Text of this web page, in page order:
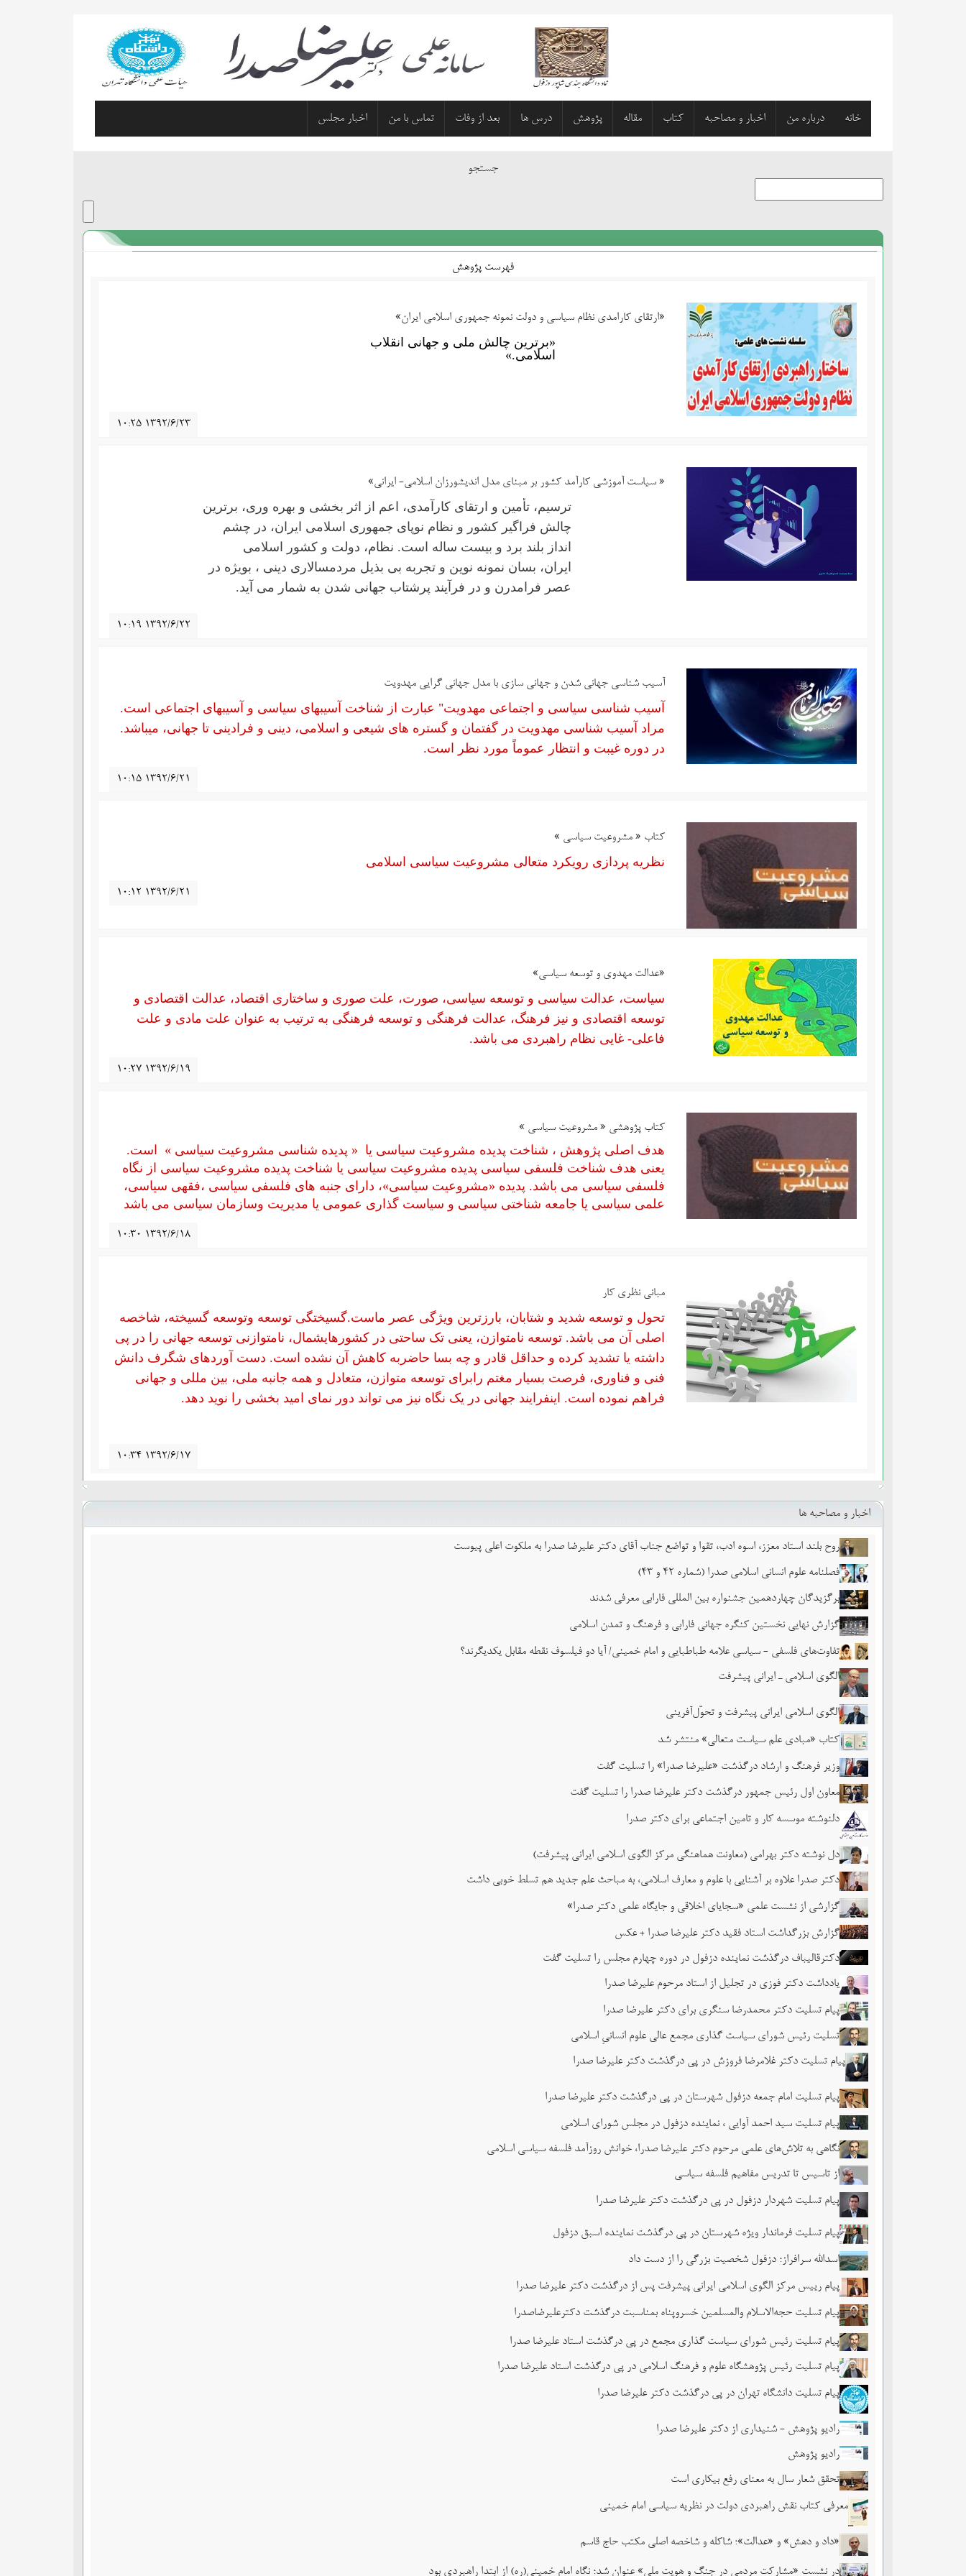
خانه درباره من اخبار و مصاحبه کتاب مقاله پژوهش درس ها بعد از وفات تماس با من اخبار مجلس
جستجو
فهرست پژوهش
«ارتقای کارامدی نظام سیاسی و دولت نمونه جمهوری اسلامی ایران»
«برترین چالش ملی و جهانی انقلاب
اسلامی.»
۱۰:۲۵ ۱۳۹۲/۶/۲۳
« سیاست آموزشی کارآمد کشور بر مبنای مدل اندیشورزان اسلامی- ایرانی»
ترسیم، تأمین و ارتقای کارآمدی، اعم از اثر بخشی و بهره وری، برترین
چالش فراگیر کشور و نظام نوپای جمهوری اسلامی ایران، در چشم
انداز بلند برد و بیست ساله است. نظام، دولت و کشور اسلامی
ایران، بسان نمونه نوین و تجربه بی بذیل مردمسالاری دینی ، بویژه در
عصر فرامدرن و در فرآیند پرشتاب جهانی شدن به شمار می آید.
۱۰:۱۹ ۱۳۹۲/۶/۲۲
آسیب شناسی جهانی شدن و جهانی سازی با مدل جهانی گرایی مهدویت
آسیب ­شناسی سیاسی و اجتماعی مهدویت" عبارت از شناخت آسیب­های سیاسی و آسیب­های اجتماعی است.
مراد آسیب شناسی مهدویت در گفتمان و گستره های شیعی و اسلامی، دینی و فرادینی تا جهانی، می­باشد.
در دوره غیبت و انتظار عموماً مورد نظر است.
۱۰:۱۵ ۱۳۹۲/۶/۲۱
کتاب « مشروعیت سیاسی »
نظریه پردازی رویکرد متعالی مشروعیت سیاسی اسلامی
۱۰:۱۲ ۱۳۹۲/۶/۲۱
«عدالت مهدوی و توسعه سیاسی»
سیاست، عدالت سیاسی و توسعه سیاسی، صورت، علت صوری و ساختاری اقتصاد، عدالت اقتصادی و
توسعه اقتصادی و نیز فرهنگ، عدالت فرهنگی و توسعه فرهنگی به ترتیب به عنوان علت مادی و علت
فاعلی- غایی نظام راهبردی می باشد.
۱۰:۲۷ ۱۳۹۲/۶/۱۹
کتاب پژوهشی « مشروعیت سیاسی »
هدف اصلی پژوهش ، شناخت پدیده مشروعیت سیاسی یا « پدیده شناسی مشروعیت سیاسی » است.
یعنی هدف شناخت فلسفی سیاسی پدیده مشروعیت سیاسی یا شناخت پدیده مشروعیت سیاسی از نگاه
فلسفی سیاسی می باشد. پدیده «مشروعیت سیاسی»، دارای جنبه های فلسفی سیاسی ،فقهی سیاسی،
علمی سیاسی یا جامعه شناختی سیاسی و سیاست گذاری عمومی یا مدیریت وسازمان سیاسی می باشد
۱۰:۳۰ ۱۳۹۲/۶/۱۸
مبانی نظری کار
تحول و توسعه شدید و شتابان، بارزترین ویژگی عصر ماست.گسیختگی توسعه وتوسعه گسیخته، شاخصه
اصلی آن می باشد. توسعه نامتوازن، یعنی تک ساحتی در کشورهایشمال، نامتوازنی توسعه جهانی را در پی
داشته یا تشدید کرده و حداقل قادر و چه بسا حاضربه کاهش آن نشده است. دست آوردهای شگرف دانش
فنی و فناوری، فرصت بسیار مغتم رابرای توسعه متوازن، متعادل و همه جانبه ملی، بین مللی و جهانی
فراهم نموده است. اینفرایند جهانی در یک نگاه نیز می تواند دور نمای امید بخشی را نوید دهد.
۱۰:۳۴ ۱۳۹۲/۶/۱۷
اخبار و مصاحبه ها
روح بلند استاد معزز، اسوه ادب، تقوا و تواضع جناب آقای دکتر علیرضا صدرا به ملکوت اعلی پیوست
فصلنامه علوم انسانی اسلامی صدرا (شماره 42 و 43)
برگزیدگان چهاردهمین جشنواره بین المللی فارابی معرفی شدند
گزارش نهایی نخستین کنگره جهانی فارابی و فرهنگ و تمدن اسلامی
تفاوت‌های فلسفی - سیاسی علامه طباطبایی و امام خمینی/ آیا دو فیلسوف نقطه مقابل یکدیگرند؟
الگوی اسلامی ـ ایرانی پیشرفت
الگوی اسلامی ایرانی پیشرفت و تحوّل‌آفرینی
کتاب «مبادی علم سیاست متعالی» منتشر شد
وزیر فرهنگ و ارشاد درگذشت «علیرضا صدرا» را تسلیت گفت
معاون اول رئیس جمهور درگذشت دکتر علیرضا صدرا را تسلیت گفت
دلنوشته موسسه کار و تامین اجتماعی برای دکتر صدرا
دل نوشته دکتر بهرامی (معاونت هماهنگی مرکز الگوی اسلامی ایرانی پیشرفت)
دکتر صدرا علاوه بر آشنایی با علوم و معارف اسلامی، به مباحث علم جدید هم تسلط خوبی داشت
گزارشی از نشست علمی «سجایای اخلاقی و جایگاه علمی دکتر صدرا»
گزارش بزرگداشت استاد فقید دکتر علیرضا صدرا + عکس
دکترقالیباف درگذشت نماینده دزفول در دوره چهارم مجلس را تسلیت گفت
یادداشت دکتر فوزی در تجلیل از استاد مرحوم علیرضا صدرا
پیام تسلیت دکتر محمدرضا سنگری برای دکتر علیرضا صدرا
تسلیت رئیس شورای سیاست گذاری مجمع عالی علوم انسانیِ اسلامی
پیام تسلیت دکتر غلامرضا فروزش در پی درگذشت دکتر علیرضا صدرا
پیام تسلیت امام جمعه دزفول شهرستان در پی درگذشت دکتر علیرضا صدرا
پیام تسلیت سید احمد آوایی ، نماینده دزفول در مجلس شورای اسلامی
نگاهی به تلاش‌های علمی مرحوم دکتر علیرضا صدرا، خوانش روزآمد فلسفه سیاسی اسلامی
از تاسیس تا تدریس مفاهیم فلسفه سیاسی
پیام تسلیت شهردار دزفول در پی درگذشت دکتر علیرضا صدرا
پیام تسلیت فرماندار ویژه شهرستان در پی درگذشت نماینده اسبق دزفول
اسدالله سرافراز؛ دزفول شخصیت بزرگی را از دست داد
پیام رییس مرکز الگوی اسلامی ایرانی پیشرفت پس از درگذشت دکتر علیرضا صدرا
پیام تسلیت حجه‌الاسلام والمسلمین خسروپناه بمناسبت درگذشت دکترعلیرضاصدرا
پیام تسلیت رئیس شورای سیاست گذاری مجمع در پی درگذشت استاد علیرضا صدرا
پیام تسلیت رئیس پژوهشگاه علوم و فرهنگ اسلامی در پی درگذشت استاد علیرضا صدرا
پیام تسلیت دانشگاه تهران در پی درگذشت دکتر علیرضا صدرا
رادیو پژوهش - شنیداری از دکتر علیرضا صدرا
رادیو پژوهش
تحقق شعار سال به معنای رفع بیکاری است
معرفی کتاب نقش راهبردی دولت در نظریه سیاسی امام خمینی
«داد و دهش» و «عدالت»؛ شاکله و شاخصه اصلی مکتب حاج قاسم
در نشست «مشارکت مردمی در جنگ و هویت ملی» عنوان شد؛ نگاه امام خمینی(ره) از ابتدا راهبردی بود